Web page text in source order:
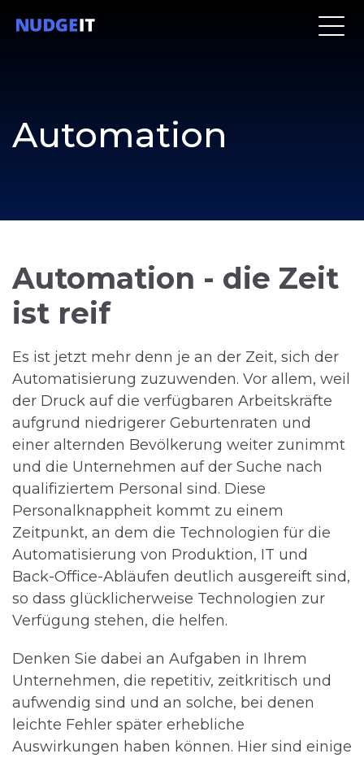
Automation
Automation - die Zeit
ist reif
Es ist jetzt mehr denn je an der Zeit, sich der
Automatisierung zuzuwenden. Vor allem, weil
der Druck auf die verfügbaren Arbeitskräfte
aufgrund niedrigerer Geburtenraten und
einer alternden Bevölkerung weiter zunimmt
und die Unternehmen auf der Suche nach
qualifiziertem Personal sind. Diese
Personalknappheit kommt zu einem
Zeitpunkt, an dem die Technologien für die
Automatisierung von Produktion, IT und
Back-Office-Abläufen deutlich ausgereift sind,
so dass glücklicherweise Technologien zur
Verfügung stehen, die helfen.
Denken Sie dabei an Aufgaben in Ihrem
Unternehmen, die repetitiv, zeitkritisch und
aufwendig sind und an solche, bei denen
leichte Fehler später erhebliche
Auswirkungen haben können. Hier sind einige